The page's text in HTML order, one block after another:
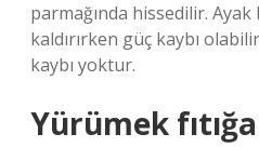
parmağında hissedilir. Ayak
kaldırırken güç kaybı
kaybı yoktur.
Yürümek